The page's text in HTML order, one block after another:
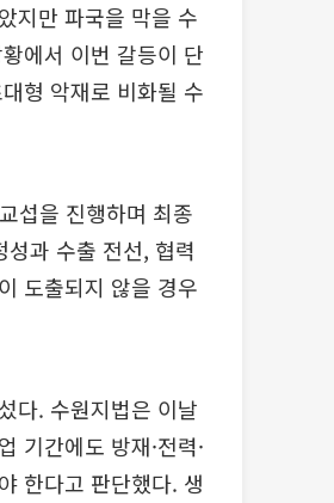
지만 파국을 막을 수
에서 이번 갈등이 단
형 악재로 비화될 수
섭을 진행하며 최종
과 수출 전선, 협력
도출되지 않을 경우
다. 수원지법은 이날
기간에도 방재·전력·
한다고 판단했다. 생